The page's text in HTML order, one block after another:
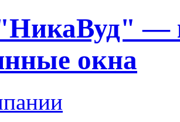
—
окна